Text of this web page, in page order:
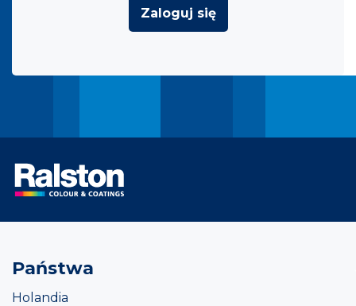
Zaloguj się
Państwa
Holandia